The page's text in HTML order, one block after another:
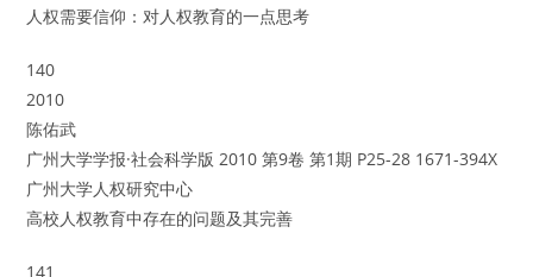
人权需要信仰：对人权教育的一点思考
140
2010
陈佑武
广州大学学报·社会科学版 2010 第9卷 第1期 P25-28 1671-394X
广州大学人权研究中心
高校人权教育中存在的问题及其完善
141